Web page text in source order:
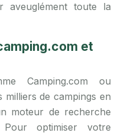
aveuglément toute la
et
Camping.com ou
milliers de campings en
moteur de recherche
optimiser votre